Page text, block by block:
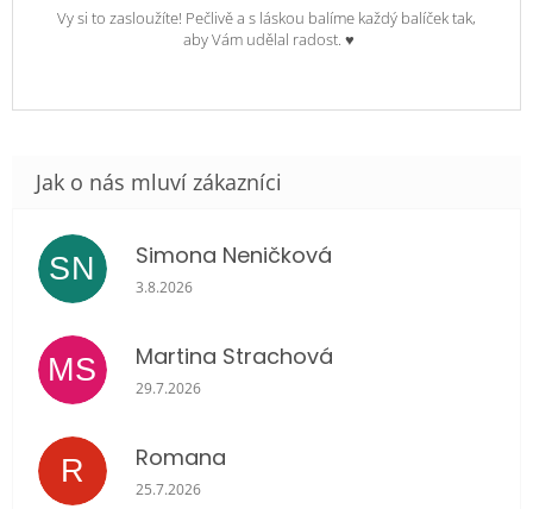
Vy si to zasloužíte! Pečlivě a s láskou balíme každý balíček tak,
aby Vám udělal radost. ♥
SN Simona Neničková
Hodnocení obchodu je 5 z 5 hvězdiček.
3.8.2026
MS Martina Strachová
Hodnocení obchodu je 5 z 5 hvězdiček.
29.7.2026
R Romana
Hodnocení obchodu je 5 z 5 hvězdiček.
25.7.2026